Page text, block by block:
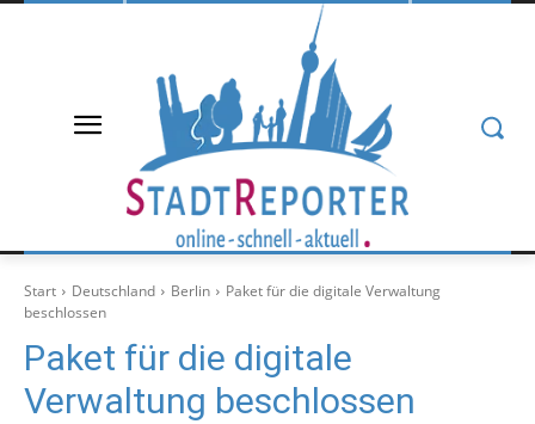
Start Deutschland Berlin
Paket für die digitale Verwaltung
beschlossen
Paket für die digitale
Verwaltung beschlossen